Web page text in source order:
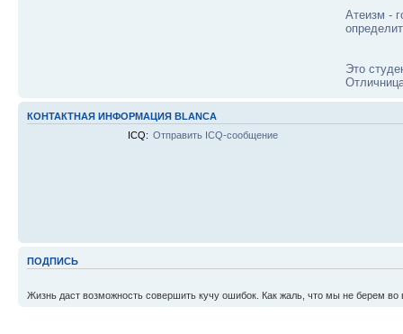
Атеизм -
Это
КОНТАКТНАЯ ИНФОРМАЦИЯ BLANCA
ICQ: Отправить ICQ-сообщение
ПОДПИСЬ
Жизнь даст возможность совершить кучу ошибок. Как жаль, что мы не берем во